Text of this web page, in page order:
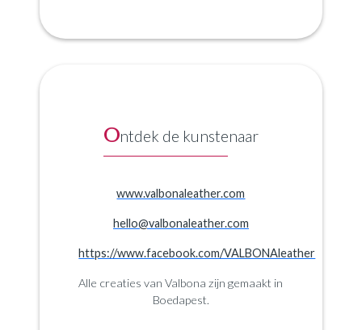
Ontdek de kunstenaar
www.valbonaleather.com
hello@valbonaleather.com
https://www.facebook.com/VALBONAleather
Alle creaties van Valbona zijn gemaakt in
Boedapest.